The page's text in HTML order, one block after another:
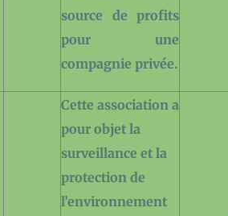
source de profits
pour une
compagnie privée.
Cette association a
pour objet la
surveillance et la
protection de
l’environnement